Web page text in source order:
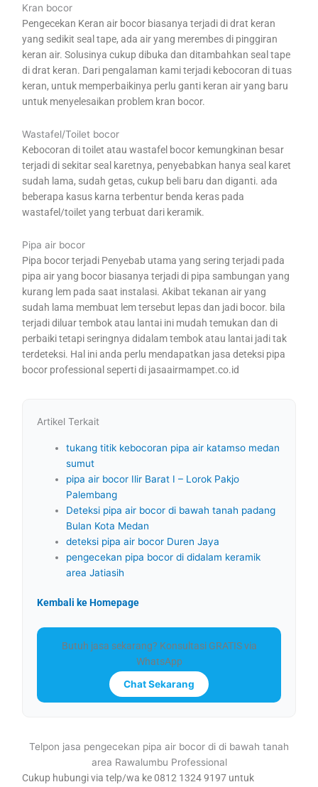
Kran bocor
Pengecekan Keran air bocor biasanya terjadi di drat keran
yang sedikit seal tape, ada air yang merembes di pinggiran
keran air. Solusinya cukup dibuka dan ditambahkan seal tape
di drat keran. Dari pengalaman kami terjadi kebocoran di tuas
keran, untuk memperbaikinya perlu ganti keran air yang baru
untuk menyelesaikan problem kran bocor.
Wastafel/Toilet bocor
Kebocoran di toilet atau wastafel bocor kemungkinan besar
terjadi di sekitar seal karetnya, penyebabkan hanya seal karet
sudah lama, sudah getas, cukup beli baru dan diganti. ada
beberapa kasus karna terbentur benda keras pada
wastafel/toilet yang terbuat dari keramik.
Pipa air bocor
Pipa bocor terjadi Penyebab utama yang sering terjadi pada
pipa air yang bocor biasanya terjadi di pipa sambungan yang
kurang lem pada saat instalasi. Akibat tekanan air yang
sudah lama membuat lem tersebut lepas dan jadi bocor. bila
terjadi diluar tembok atau lantai ini mudah temukan dan di
perbaiki tetapi seringnya didalam tembok atau lantai jadi tak
terdeteksi. Hal ini anda perlu mendapatkan jasa deteksi pipa
bocor professional seperti di jasaairmampet.co.id
Artikel Terkait
tukang titik kebocoran pipa air katamso medan
sumut
pipa air bocor Ilir Barat I – Lorok Pakjo
Palembang
Deteksi pipa air bocor di bawah tanah padang
Bulan Kota Medan
deteksi pipa air bocor Duren Jaya
pengecekan pipa bocor di didalam keramik
area Jatiasih
Kembali ke Homepage
Butuh jasa sekarang? Konsultasi GRATIS via
WhatsApp
Chat Sekarang
Telpon jasa pengecekan pipa air bocor di di bawah tanah
area Rawalumbu Professional
Cukup hubungi via telp/wa ke 0812 1324 9197 untuk